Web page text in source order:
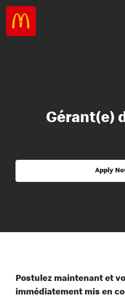
Gérant(e)
Apply
Postulez maintenant et
immédiatement mis en